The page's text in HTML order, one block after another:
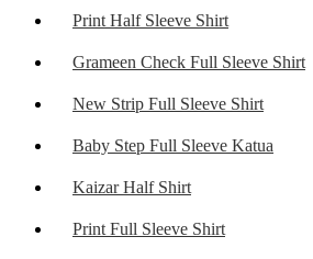
Print Half Sleeve Shirt
Grameen Check Full Sleeve Shirt
New Strip Full Sleeve Shirt
Baby Step Full Sleeve Katua
Kaizar Half Shirt
Print Full Sleeve Shirt